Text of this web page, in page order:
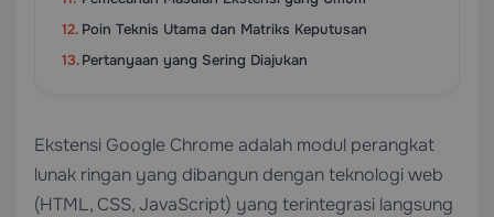
Poin Teknis Utama dan Matriks Keputusan
Pertanyaan yang Sering Diajukan
Ekstensi Google Chrome adalah modul perangkat
lunak ringan yang dibangun dengan teknologi web
(HTML, CSS, JavaScript) yang terintegrasi langsung